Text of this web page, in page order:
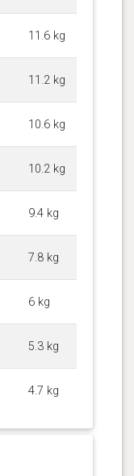
11.6 kg
11.2 kg
10.6 kg
10.2 kg
9.4 kg
7.8 kg
6 kg
5.3 kg
4.7 kg